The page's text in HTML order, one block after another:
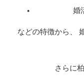
婚
などの特徴から、
さらに